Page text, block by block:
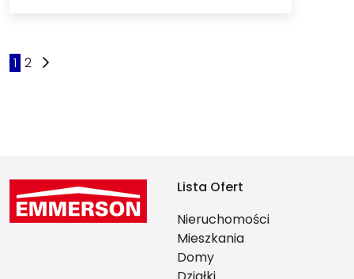
1 2
Lista Ofert
Nieruchomości
Mieszkania
Domy